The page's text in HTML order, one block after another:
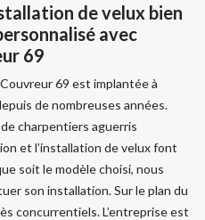
de velux bien
avec
69
69 est implantée à
de nombreuses années.
charpentiers aguerris
et l’installation de velux font
soit le modèle choisi, nous
son installation. Sur le plan du
concurrentiels. L’entreprise est